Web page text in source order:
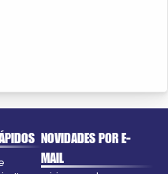
NOVIDADES POR E-
MAIL